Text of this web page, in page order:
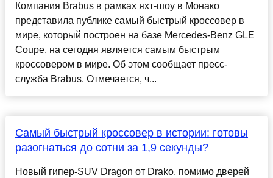
Компания Brabus в рамках яхт-шоу в Монако
представила публике самый быстрый кроссовер в
мире, который построен на базе Mercedes-Benz GLE
Coupe, на сегодня является самым быстрым
кроссовером в мире. Об этом сообщает пресс-
служба Brabus. Отмечается, ч...
Самый быстрый кроссовер в истории: готовы
разогнаться до сотни за 1,9 секунды?
Новый гипер-SUV Dragon от Drako, помимо дверей